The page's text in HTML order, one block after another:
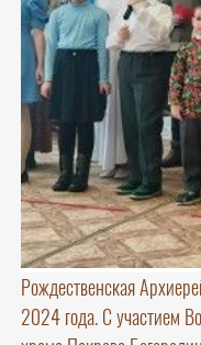
Рождественская
2024 года. С участием